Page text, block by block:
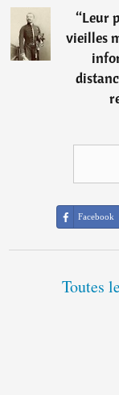
“Leur
vieilles
Facebook
Toutes